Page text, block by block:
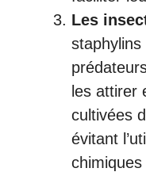
Les
les attirer
cultivées
évitant